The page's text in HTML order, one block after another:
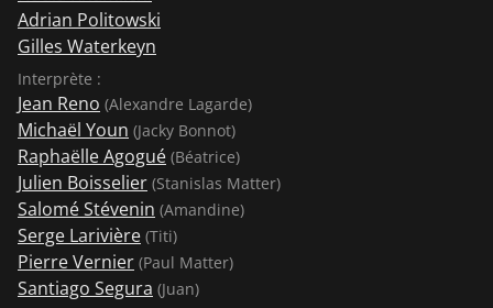
hautement névrotique. [...] Mais Cohen n'ose pas
franchir le dernier pas vers la folie. Au lieu d'une farce
bileuse dans le style de "Poitrine ou cuisse" de Claude
Zidi, il sert à son public une comédie de caractère
affectueuse, dans laquelle même les créations
moléculaires sont encore accaparées et transcendées
par la cuisine gastronomique française traditionnelle".
(Sascha Westphal, sur : epd-film.de) Et voilà, le décor
est planté !
Adrian Politowski
Gilles Waterkeyn
Interprète :
Jean Reno (Alexandre Lagarde)
Michaël Youn (Jacky Bonnot)
Raphaëlle Agogué (Béatrice)
Julien Boisselier (Stanislas Matter)
Salomé Stévenin (Amandine)
Serge Larivière (Titi)
Pierre Vernier (Paul Matter)
Santiago Segura (Juan)